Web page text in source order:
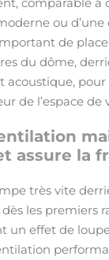
ou
de
du dôme,
acoustique,
de l’espace de
assure la
très vite
les premiers
un effet de